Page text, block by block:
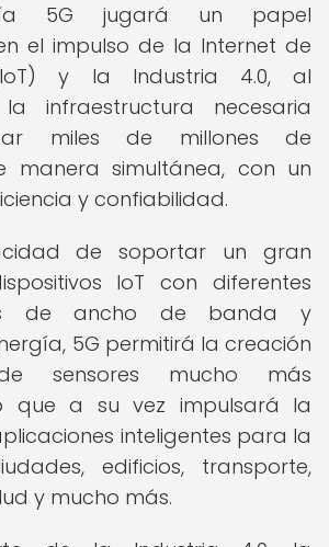
5G jugará un papel
el impulso de la Internet de
y la Industria 4.0, al
infraestructura necesaria
miles de millones de
manera simultánea, con un
y confiabilidad.
de soportar un gran
IoT con diferentes
de ancho de banda y
5G permitirá la creación
sensores mucho más
que a su vez impulsará la
inteligentes para la
edificios, transporte,
y mucho más.